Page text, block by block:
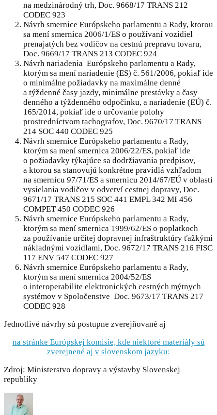
na medzinárodný trh, Doc. 9668/17 TRANS 212
CODEC 923
Návrh smernice Európskeho parlamentu a Rady, ktorou
sa mení smernica 2006/1/ES o používaní vozidiel
prenajatých bez vodičov na cestnú prepravu tovaru,
Doc. 9669/17 TRANS 213 CODEC 924
Návrh nariadenia Európskeho parlamentu a Rady,
ktorým sa mení nariadenie (ES) č. 561/2006, pokiaľ ide
o minimálne požiadavky na maximálne denné
a týždenné časy jazdy, minimálne prestávky a časy
denného a týždenného odpočinku, a nariadenie (EÚ) č.
165/2014, pokiaľ ide o určovanie polohy
prostredníctvom tachografov, Doc. 9670/17 TRANS
214 SOC 440 CODEC 925
Návrh smernice Európskeho parlamentu a Rady,
ktorým sa mení smernica 2006/22/ES, pokiaľ ide
o požiadavky týkajúce sa dodržiavania predpisov,
a ktorou sa stanovujú konkrétne pravidlá vzhľadom
na smernicu 97/71/ES a smernicu 2014/67/EÚ v oblasti
vysielania vodičov v odvetví cestnej dopravy, Doc.
9671/17 TRANS 215 SOC 441 EMPL 342 MI 456
COMPET 450 CODEC 926
Návrh smernice Európskeho parlamentu a Rady,
ktorým sa mení smernica 1999/62/ES o poplatkoch
za používanie určitej dopravnej infraštruktúry ťažkými
nákladnými vozidlami, Doc. 9672/17 TRANS 216 FISC
117 ENV 547 CODEC 927
Návrh smernice Európskeho parlamentu a Rady,
ktorým sa mení smernica 2004/52/ES
o interoperabilite elektronických cestných mýtnych
systémov v Spoločenstve Doc. 9673/17 TRANS 217
CODEC 928
Jednotlivé návrhy sú postupne zverejňované aj
na stránke Európskej komisie, kde niektoré materiály sú
zverejnené aj v slovenskom jazyku:
Zdroj: Ministerstvo dopravy a výstavby Slovenskej
republiky